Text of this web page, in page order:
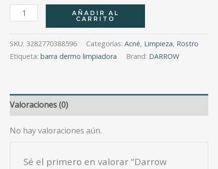
Darrow
Actine
Oil
Control
cantidad
AÑADIR AL
CARRITO
SKU: 3282770388596 Categorías: Acné, Limpieza, Rostro
Etiqueta: barra dermo limpiadora Brand: DARROW
Valoraciones (0)
No hay valoraciones aún.
Sé el primero en valorar “Darrow